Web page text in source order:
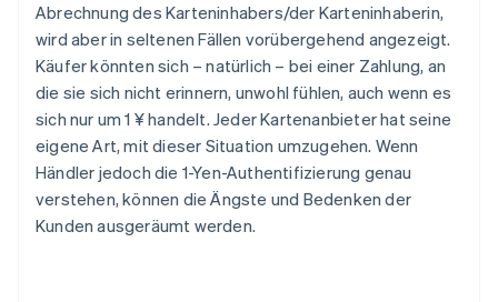
Abrechnung des Karteninhabers/der Karteninhaberin,
wird aber in seltenen Fällen vorübergehend angezeigt.
Käufer könnten sich – natürlich – bei einer Zahlung, an
die sie sich nicht erinnern, unwohl fühlen, auch wenn es
sich nur um 1 ¥ handelt. Jeder Kartenanbieter hat seine
eigene Art, mit dieser Situation umzugehen. Wenn
Händler jedoch die 1-Yen-Authentifizierung genau
verstehen, können die Ängste und Bedenken der
Kunden ausgeräumt werden.